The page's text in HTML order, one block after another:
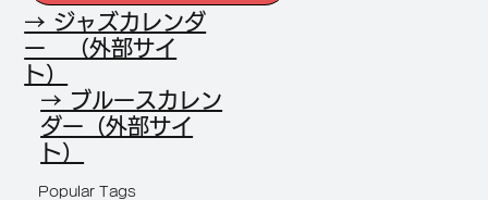
→ ジャズカレンダ
ー （外部サイ
ト）
→ ブルースカレン
ダー（外部サイ
ト）
Popular Tags